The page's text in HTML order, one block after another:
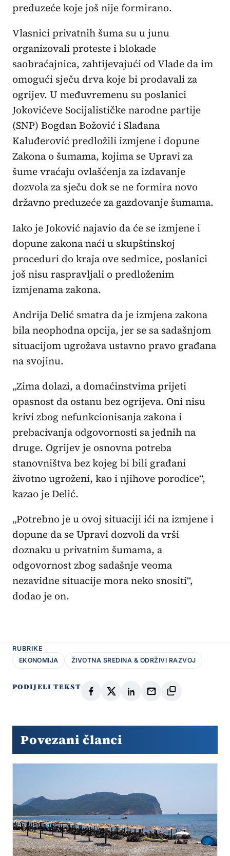
preduzeće koje još nije formirano.
Vlasnici privatnih šuma su u junu
organizovali proteste i blokade
saobraćajnica, zahtijevajući od Vlade da im
omogući sječu drva koje bi prodavali za
ogrijev. U međuvremenu su poslanici
Jokovićeve Socijalističke narodne partije
(SNP) Bogdan Božović i Slađana
Kaluđerović predložili izmjene i dopune
Zakona o šumama, kojima se Upravi za
šume vraćaju ovlašćenja za izdavanje
dozvola za sječu dok se ne formira novo
državno preduzeće za gazdovanje šumama.
Iako je Joković najavio da će se izmjene i
dopune zakona naći u skupštinskoj
proceduri do kraja ove sedmice, poslanici
još nisu raspravljali o predloženim
izmjenama zakona.
Andrija Delić smatra da je izmjena zakona
bila neophodna opcija, jer se sa sadašnjom
situacijom ugrožava ustavno pravo građana
na svojinu.
„Zima dolazi, a domaćinstvima prijeti
opasnost da ostanu bez ogrijeva. Oni nisu
krivi zbog nefunkcionisanja zakona i
prebacivanja odgovornosti sa jednih na
druge. Ogrijev je osnovna potreba
stanovništva bez kojeg bi bili građani
životno ugroženi, kao i njihove porodice“,
kazao je Delić.
„Potrebno je u ovoj situaciji ići na izmjene i
dopune da se Upravi dozvoli da vrši
doznaku u privatnim šumama, a
odgovornost zbog sadašnje veoma
nezavidne situacije mora neko snositi“,
dodao je on.
RUBRIKE
EKONOMIJA
ŽIVOTNA SREDINA & ODRŽIVI RAZVOJ
PODIJELI TEKST
Povezani članci